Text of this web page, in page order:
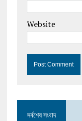
Website
সর্বশেষ সংবাদ